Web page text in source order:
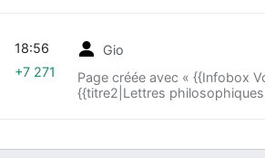
Gio
Page créée avec « {{Infobox
{{titre2|Lettres
18:56
+7 271